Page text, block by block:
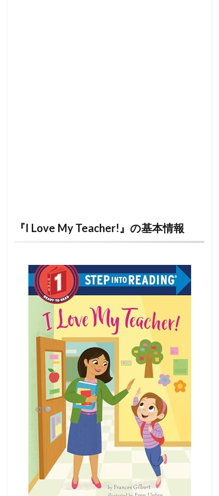
『I Love My Teacher!』の基本情報